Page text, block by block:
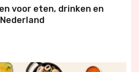
voor eten, drinken en